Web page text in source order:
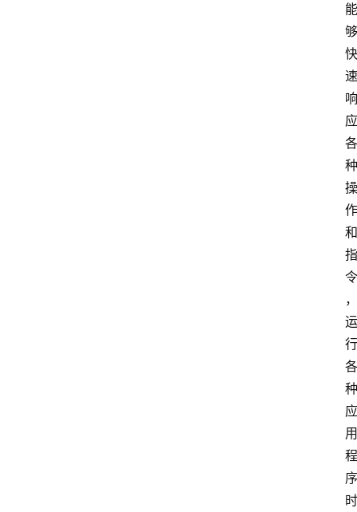
能
够
快
速
响
应
各
种
操
作
和
指
令
，
运
行
各
种
应
用
程
序
时